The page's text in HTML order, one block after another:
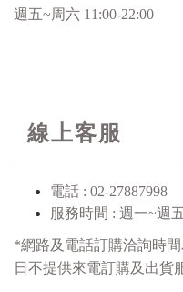
週五~周六 11:00-22:00
線上客服
電話 : 02-27887998
服務時間 : 週一~週
*網路及電話訂購洽詢時
日不提供來電訂購及出貨